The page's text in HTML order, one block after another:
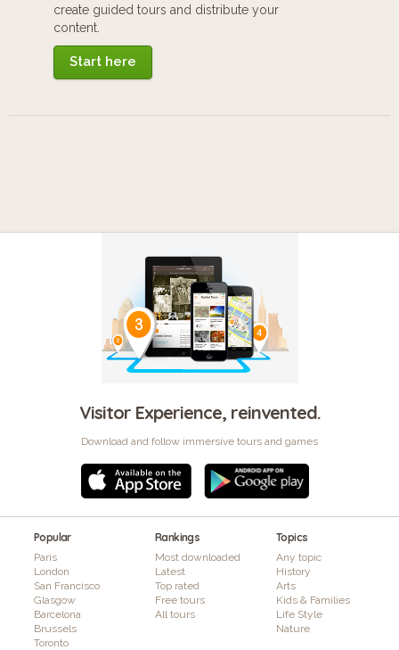
create guided tours and distribute your
content.
Start here
Visitor Experience, reinvented.
Download and follow immersive tours and games
Popular
Paris
London
San Francisco
Glasgow
Barcelona
Brussels
Toronto
Rankings
Most downloaded
Latest
Top rated
Free tours
All tours
Topics
Any topic
History
Arts
Kids & Families
Life Style
Nature